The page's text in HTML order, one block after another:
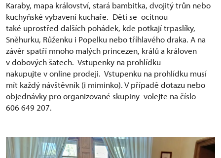
Karaby, mapa království, stará bambitka, dvojitý trůn nebo
kuchyňské vybavení kuchaře. Děti se ocitnou
také uprostřed dalších pohádek, kde potkají trpaslíky,
Sněhurku, Růženku i Popelku nebo tříhlavého draka. A na
závěr spatří mnoho malých princezen, králů a královen
v dobových šatech. Vstupenky na prohlídku
nakupujte v online prodeji. Vstupenku na prohlídku musí
mít každý návštěvník (i miminko). V případě dotazu nebo
objednávky pro organizované skupiny volejte na číslo
606 649 207.